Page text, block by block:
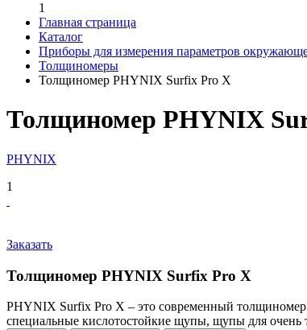
1
Главная страница
Каталог
Приборы для измерения параметров
Толщиномеры
Толщиномер PHYNIX Surfix Pro X
Толщиномер PHYNIX
PHYNIX
1
Заказать
Толщиномер PHYNIX Surfix Pro X
PHYNIX Surfix Pro X – это современный
специальные кислотостойкие щупы, щупы для очень